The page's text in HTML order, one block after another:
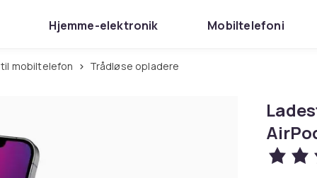
Hjemme-elektronik Mobiltelefoni
til mobiltelefon Trådløse opladere